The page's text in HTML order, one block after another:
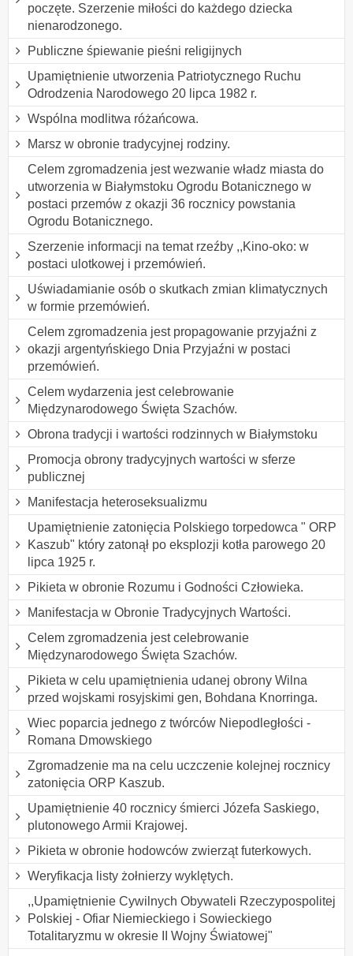
poczęte. Szerzenie miłości do każdego dziecka
nienarodzonego.
Publiczne śpiewanie pieśni religijnych
Upamiętnienie utworzenia Patriotycznego Ruchu
Odrodzenia Narodowego 20 lipca 1982 r.
Wspólna modlitwa różańcowa.
Marsz w obronie tradycyjnej rodziny.
Celem zgromadzenia jest wezwanie władz miasta do
utworzenia w Białymstoku Ogrodu Botanicznego w
postaci przemów z okazji 36 rocznicy powstania
Ogrodu Botanicznego.
Szerzenie informacji na temat rzeźby ,,Kino-oko: w
postaci ulotkowej i przemówień.
Uświadamianie osób o skutkach zmian klimatycznych
w formie przemówień.
Celem zgromadzenia jest propagowanie przyjaźni z
okazji argentyńskiego Dnia Przyjaźni w postaci
przemówień.
Celem wydarzenia jest celebrowanie
Międzynarodowego Święta Szachów.
Obrona tradycji i wartości rodzinnych w Białymstoku
Promocja obrony tradycyjnych wartości w sferze
publicznej
Manifestacja heteroseksualizmu
Upamiętnienie zatonięcia Polskiego torpedowca " ORP
Kaszub" który zatonął po eksplozji kotła parowego 20
lipca 1925 r.
Pikieta w obronie Rozumu i Godności Człowieka.
Manifestacja w Obronie Tradycyjnych Wartości.
Celem zgromadzenia jest celebrowanie
Międzynarodowego Święta Szachów.
Pikieta w celu upamiętnienia udanej obrony Wilna
przed wojskami rosyjskimi gen, Bohdana Knorringa.
Wiec poparcia jednego z twórców Niepodległości -
Romana Dmowskiego
Zgromadzenie ma na celu uczczenie kolejnej rocznicy
zatonięcia ORP Kaszub.
Upamiętnienie 40 rocznicy śmierci Józefa Saskiego,
plutonowego Armii Krajowej.
Pikieta w obronie hodowców zwierząt futerkowych.
Weryfikacja listy żołnierzy wyklętych.
,,Upamiętnienie Cywilnych Obywateli Rzeczypospolitej
Polskiej - Ofiar Niemieckiego i Sowieckiego
Totalitaryzmu w okresie II Wojny Światowej"